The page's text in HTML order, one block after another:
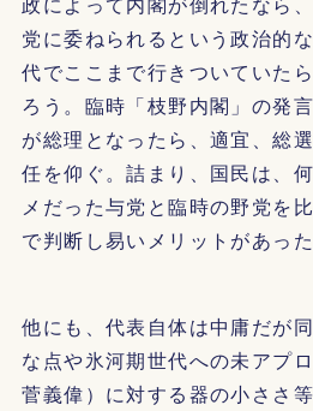
党に委ねられるという政治的
代でここまで行きついていた
ろう。臨時「枝野内閣」の発
が総理となったら、適宜、総
任を仰ぐ。詰まり、国民は、
メだった与党と臨時の野党を
で判断し易いメリットがあった
他にも、代表自体は中庸だが
な点や氷河期世代への未アプ
菅義偉）に対する器の小ささ